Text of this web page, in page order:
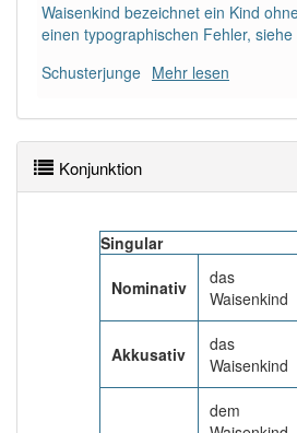
Häufigkeit: 4 von 10
anderen Artikel
Das Wort wird häufig verwendet
veraltend
Waisenkind bezeichnet ein Kind
einen typographischen Fehler,
Schusterjunge Mehr lesen
Konjunktion
Singular
Nominativ
das
Waisenkind
Akkusativ
das
Waisenkind
dem